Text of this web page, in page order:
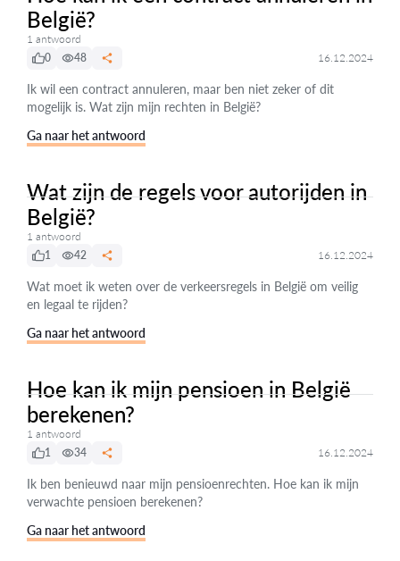
België?
1 antwoord
0
48 16.12.2024
Ik wil een contract annuleren, maar ben niet zeker of dit
mogelijk is. Wat zijn mijn rechten in België?
Ga naar het antwoord
Wat zijn de regels voor autorijden in
België?
1 antwoord
1
42 16.12.2024
Wat moet ik weten over de verkeersregels in België om veilig
en legaal te rijden?
Ga naar het antwoord
Hoe kan ik mijn pensioen in België
berekenen?
1 antwoord
1
34 16.12.2024
Ik ben benieuwd naar mijn pensioenrechten. Hoe kan ik mijn
verwachte pensioen berekenen?
Ga naar het antwoord